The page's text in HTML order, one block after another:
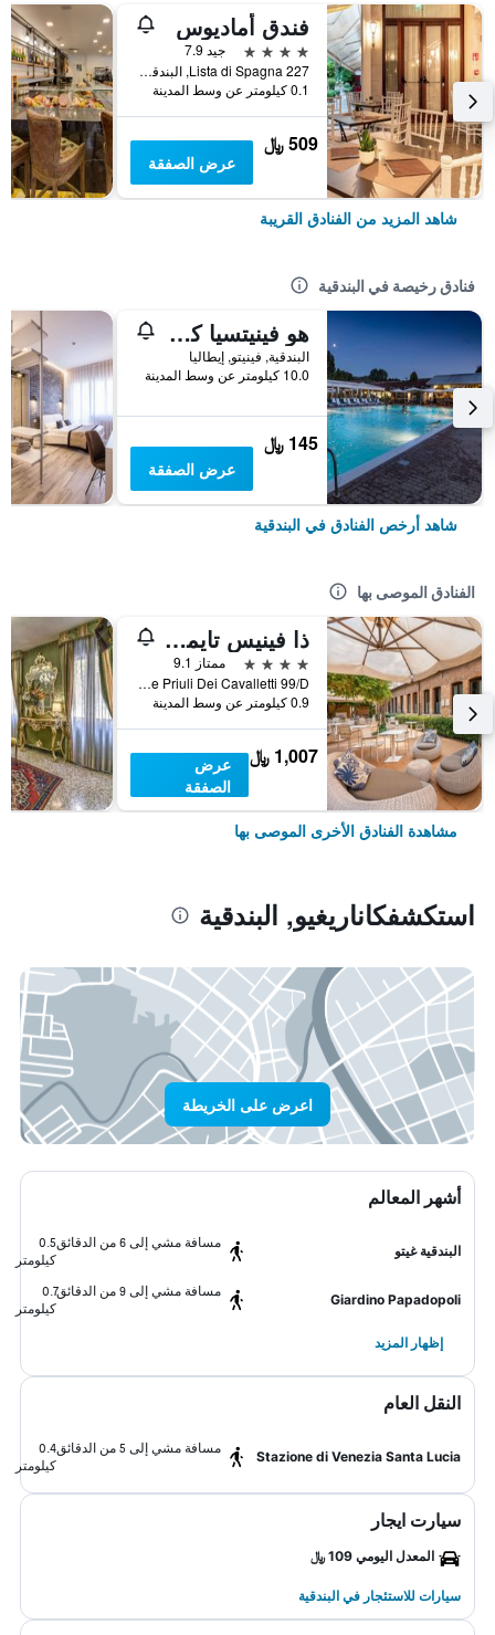
فندق أماديوس
4 نجوم
جيد 7.9
Lista di Spagna 227, البندقية, فينيتو, إيطاليا
0.1 كيلومتر عن وسط المدينة
509 ﷼
عرض الصفقة
شاهد المزيد من الفنادق القريبة
فنادق رخيصة في البندقية
هو فينيتسيا كامبنج إن تاون
البندقية, فينيتو, إيطاليا
10.0 كيلومتر عن وسط المدينة
145 ﷼
عرض الصفقة
شاهد أرخص الفنادق في البندقية
الفنادق الموصى بها
ذا فينيس تايمز هوتل، فينيت كوليكش باي آيتش جي
4 نجوم
ممتاز 9.1
Calle Priuli Dei Cavalletti 99/D, البندقية, فينيتو, إيطاليا
0.9 كيلومتر عن وسط المدينة
1,007 ﷼
عرض
الصفقة
مشاهدة الفنادق الأخرى الموصى بها
استكشفكاناريغيو, البندقية
اعرض على الخريطة
أشهر المعالم
البندقية غيتو
مسافة مشي إلى 6 من الدقائق
0.5
كيلومتر
Giardino Papadopoli
مسافة مشي إلى 9 من الدقائق
0.7
كيلومتر
إظهار المزيد
النقل العام
Stazione di Venezia Santa Lucia
مسافة مشي إلى 5 من الدقائق
0.4
كيلومتر
سيارت ايجار
المعدل اليومي 109 ﷼
سيارات للاستئجار في البندقية